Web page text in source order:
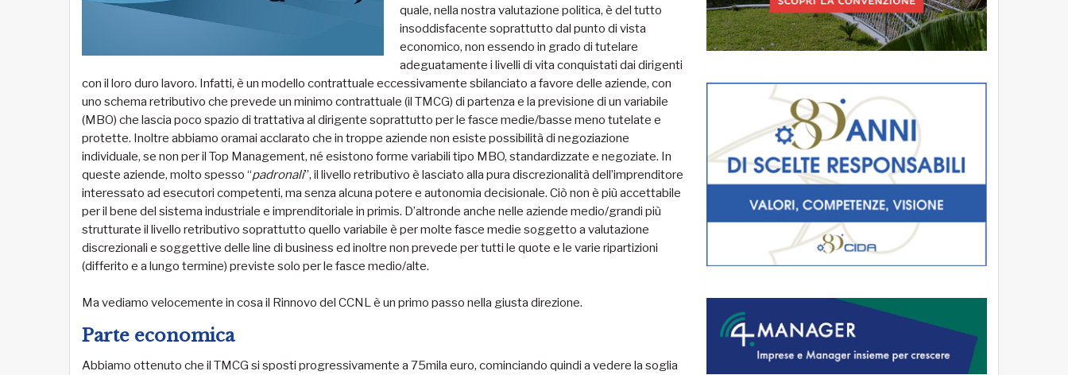
quale, nella nostra valutazione politica, è del tutto
insoddisfacente soprattutto dal punto di vista
economico, non essendo in grado di tutelare
adeguatamente i livelli di vita conquistati dai dirigenti
con il loro duro lavoro. Infatti, è un modello contrattuale eccessivamente sbilanciato a favore delle aziende, con
uno schema retributivo che prevede un minimo contrattuale (il TMCG) di partenza e la previsione di un variabile
(MBO) che lascia poco spazio di trattativa al dirigente soprattutto per le fasce medie/basse meno tutelate e
protette. Inoltre abbiamo oramai acclarato che in troppe aziende non esiste possibilità di negoziazione
individuale, se non per il Top Management, né esistono forme variabili tipo MBO, standardizzate e negoziate. In
queste aziende, molto spesso “padronali”, il livello retributivo è lasciato alla pura discrezionalità dell’imprenditore
interessato ad esecutori competenti, ma senza alcuna potere e autonomia decisionale. Ciò non è più accettabile
per il bene del sistema industriale e imprenditoriale in primis. D’altronde anche nelle aziende medio/grandi più
strutturate il livello retributivo soprattutto quello variabile è per molte fasce medie soggetto a valutazione
discrezionali e soggettive delle line di business ed inoltre non prevede per tutti le quote e le varie ripartizioni
(differito e a lungo termine) previste solo per le fasce medio/alte.
Ma vediamo velocemente in cosa il Rinnovo del CCNL è un primo passo nella giusta direzione.
Parte economica
Abbiamo ottenuto che il TMCG si sposti progressivamente a 75mila euro, cominciando quindi a vedere la soglia